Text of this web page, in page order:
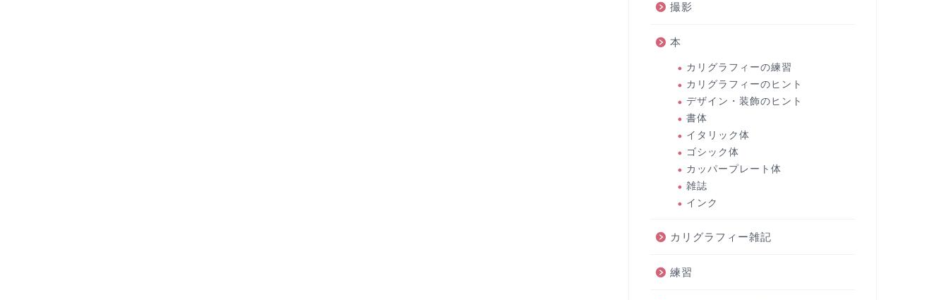
撮影
本
カリグラフィーの練習
カリグラフィーのヒント
デザイン・装飾のヒント
書体
イタリック体
ゴシック体
カッパープレート体
雑誌
インク
カリグラフィー雑記
練習